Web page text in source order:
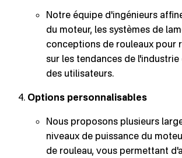
Notre équipe d'ingénieurs
du moteur, les systèmes de
conceptions de rouleaux pour
sur les tendances de
des utilisateurs.
Options personnalisables
Nous proposons plusieurs
niveaux de puissance du
de rouleau, vous permettant